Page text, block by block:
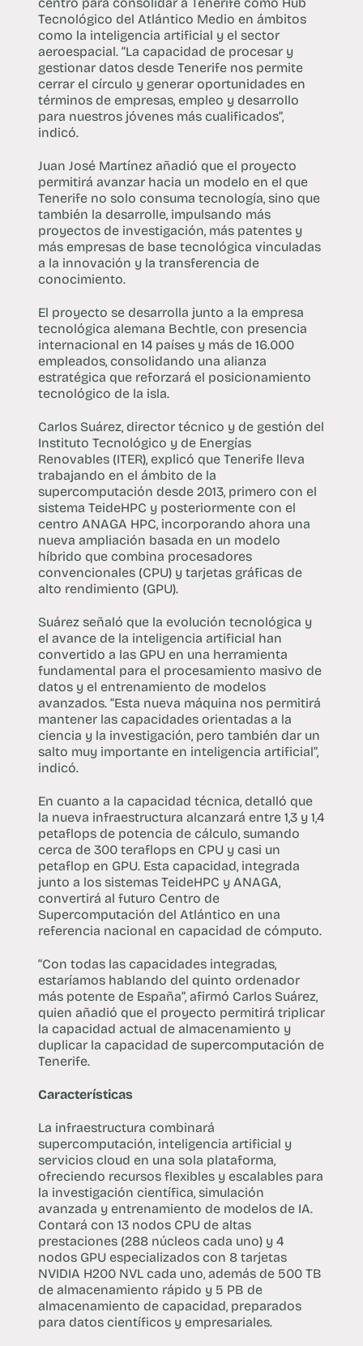
Tecnológico del Atlántico Medio en ámbitos
como la inteligencia artificial y el sector
aeroespacial. “La capacidad de procesar y
gestionar datos desde Tenerife nos permite
cerrar el círculo y generar oportunidades en
términos de empresas, empleo y desarrollo
para nuestros jóvenes más cualificados”,
indicó.
Juan José Martínez añadió que el proyecto
permitirá avanzar hacia un modelo en el que
Tenerife no solo consuma tecnología, sino que
también la desarrolle, impulsando más
proyectos de investigación, más patentes y
más empresas de base tecnológica vinculadas
a la innovación y la transferencia de
conocimiento.
El proyecto se desarrolla junto a la empresa
tecnológica alemana Bechtle, con presencia
internacional en 14 países y más de 16.000
empleados, consolidando una alianza
estratégica que reforzará el posicionamiento
tecnológico de la isla.
Carlos Suárez, director técnico y de gestión del
Instituto Tecnológico y de Energías
Renovables (ITER), explicó que Tenerife lleva
trabajando en el ámbito de la
supercomputación desde 2013, primero con el
sistema TeideHPC y posteriormente con el
centro ANAGA HPC, incorporando ahora una
nueva ampliación basada en un modelo
híbrido que combina procesadores
convencionales (CPU) y tarjetas gráficas de
alto rendimiento (GPU).
Suárez señaló que la evolución tecnológica y
el avance de la inteligencia artificial han
convertido a las GPU en una herramienta
fundamental para el procesamiento masivo de
datos y el entrenamiento de modelos
avanzados. “Esta nueva máquina nos permitirá
mantener las capacidades orientadas a la
ciencia y la investigación, pero también dar un
salto muy importante en inteligencia artificial”,
indicó.
En cuanto a la capacidad técnica, detalló que
la nueva infraestructura alcanzará entre 1,3 y 1,4
petaflops de potencia de cálculo, sumando
cerca de 300 teraflops en CPU y casi un
petaflop en GPU. Esta capacidad, integrada
junto a los sistemas TeideHPC y ANAGA,
convertirá al futuro Centro de
Supercomputación del Atlántico en una
referencia nacional en capacidad de cómputo.
“Con todas las capacidades integradas,
estaríamos hablando del quinto ordenador
más potente de España”, afirmó Carlos Suárez,
quien añadió que el proyecto permitirá triplicar
la capacidad actual de almacenamiento y
duplicar la capacidad de supercomputación de
Tenerife.
Características
La infraestructura combinará
supercomputación, inteligencia artificial y
servicios cloud en una sola plataforma,
ofreciendo recursos flexibles y escalables para
la investigación científica, simulación
avanzada y entrenamiento de modelos de IA.
Contará con 13 nodos CPU de altas
prestaciones (288 núcleos cada uno) y 4
nodos GPU especializados con 8 tarjetas
NVIDIA H200 NVL cada uno, además de 500 TB
de almacenamiento rápido y 5 PB de
almacenamiento de capacidad, preparados
para datos científicos y empresariales.